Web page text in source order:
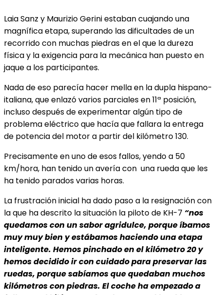
Laia Sanz y Maurizio Gerini estaban cuajando una
magnífica etapa, superando las dificultades de un
recorrido con muchas piedras en el que la dureza
física y la exigencia para la mecánica han puesto en
jaque a los participantes.
Nada de eso parecía hacer mella en la dupla hispano-
italiana, que enlazó varios parciales en 11ª posición,
incluso después de experimentar algún tipo de
problema eléctrico que hacía que fallara la entrega
de potencia del motor a partir del kilómetro 130.
Precisamente en uno de esos fallos, yendo a 50
km/hora, han tenido un avería con una rueda que les
ha tenido parados varias horas.
La frustración inicial ha dado paso a la resignación con
la que ha descrito la situación la piloto de KH-7 “nos
quedamos con un sabor agridulce, porque íbamos
muy muy bien y estábamos haciendo una etapa
inteligente. Hemos pinchado en el kilómetro 20 y
hemos decidido ir con cuidado para preservar las
ruedas, porque sabíamos que quedaban muchos
kilómetros con piedras. El coche ha empezado a